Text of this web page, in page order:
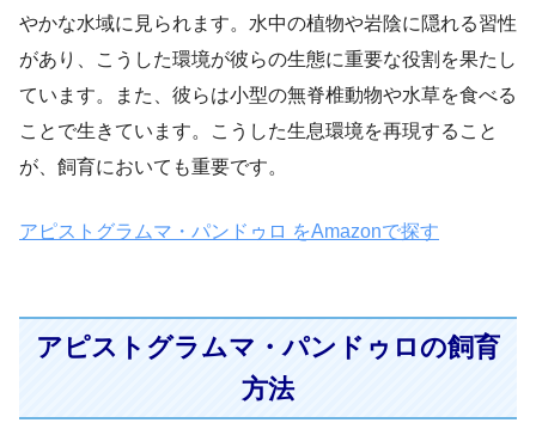
やかな水域に見られます。水中の植物や岩陰に隠れる習性
があり、こうした環境が彼らの生態に重要な役割を果たし
ています。また、彼らは小型の無脊椎動物や水草を食べる
ことで生きています。こうした生息環境を再現すること
が、飼育においても重要です。
アピストグラムマ・パンドゥロ をAmazonで探す
アピストグラムマ・パンドゥロの飼育
方法